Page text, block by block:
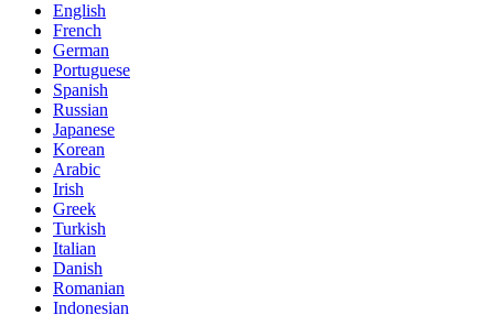
English
French
German
Portuguese
Spanish
Russian
Japanese
Korean
Arabic
Irish
Greek
Turkish
Italian
Danish
Romanian
Indonesian